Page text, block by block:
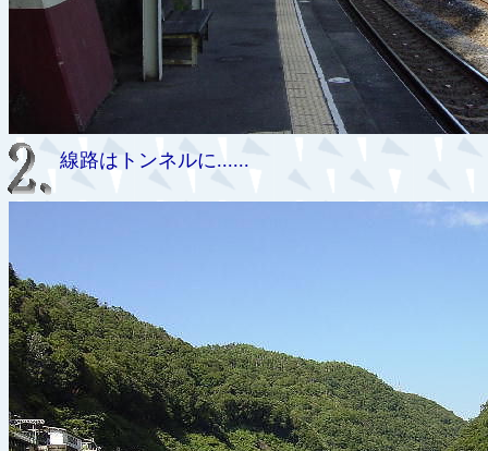
線路はトンネルに......